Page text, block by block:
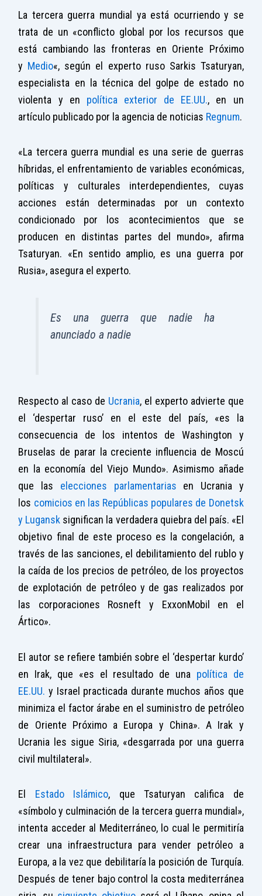
La tercera guerra mundial ya está ocurriendo y se
trata de un «conflicto global por los recursos que
está cambiando las fronteras en Oriente Próximo
y Medio«, según el experto ruso Sarkis Tsaturyan,
especialista en la técnica del golpe de estado no
violenta y en política exterior de EE.UU., en un
artículo publicado por la agencia de noticias Regnum.
«La tercera guerra mundial es una serie de guerras
híbridas, el enfrentamiento de variables económicas,
políticas y culturales interdependientes, cuyas
acciones están determinadas por un contexto
condicionado por los acontecimientos que se
producen en distintas partes del mundo», afirma
Tsaturyan. «En sentido amplio, es una guerra por
Rusia», asegura el experto.
Es una guerra que nadie ha
anunciado a nadie
Respecto al caso de Ucrania, el experto advierte que
el ‘despertar ruso’ en el este del país, «es la
consecuencia de los intentos de Washington y
Bruselas de parar la creciente influencia de Moscú
en la economía del Viejo Mundo». Asimismo añade
que las elecciones parlamentarias en Ucrania y
los comicios en las Repúblicas populares de Donetsk
y Lugansk significan la verdadera quiebra del país. «El
objetivo final de este proceso es la congelación, a
través de las sanciones, el debilitamiento del rublo y
la caída de los precios de petróleo, de los proyectos
de explotación de petróleo y de gas realizados por
las corporaciones Rosneft y ExxonMobil en el
Ártico».
El autor se refiere también sobre el ‘despertar kurdo’
en Irak, que «es el resultado de una política de
EE.UU. y Israel practicada durante muchos años que
minimiza el factor árabe en el suministro de petróleo
de Oriente Próximo a Europa y China». A Irak y
Ucrania les sigue Siria, «desgarrada por una guerra
civil multilateral».
El Estado Islámico, que Tsaturyan califica de
«símbolo y culminación de la tercera guerra mundial»,
intenta acceder al Mediterráneo, lo cual le permitiría
crear una infraestructura para vender petróleo a
Europa, a la vez que debilitaría la posición de Turquía.
Después de tener bajo control la costa mediterránea